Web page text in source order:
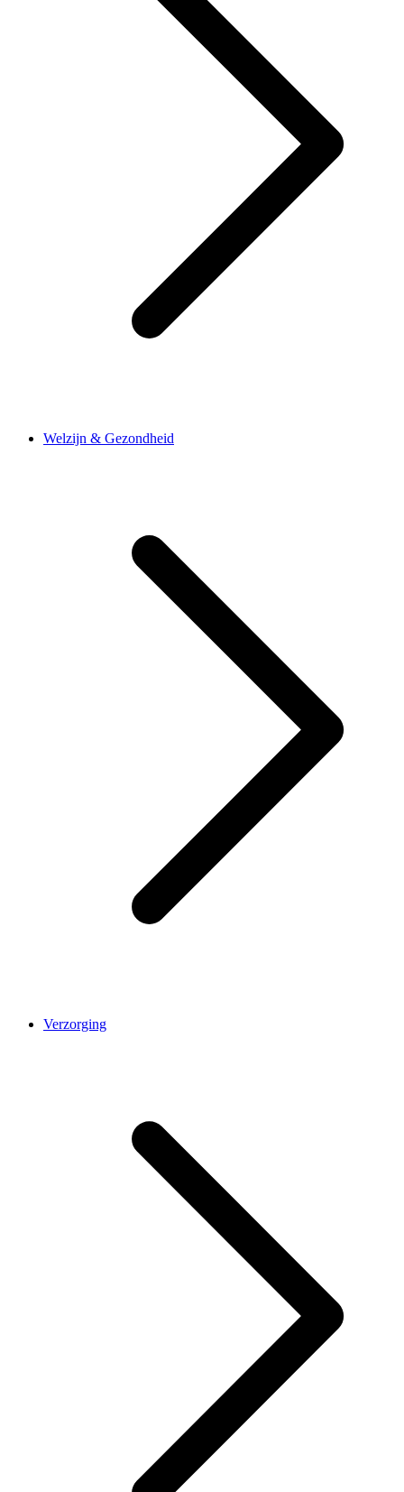
Welzijn & Gezondheid
Verzorging